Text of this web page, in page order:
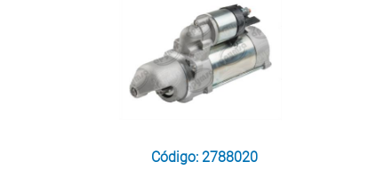
Código: 2788020